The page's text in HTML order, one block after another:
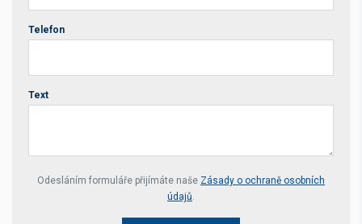
Telefon
Text
Your website *
Odesláním formuláře přijímáte naše Zásady o ochraně osobních
údajů.